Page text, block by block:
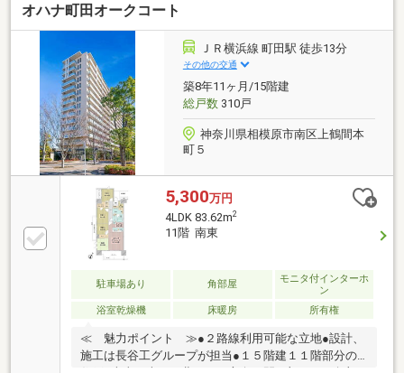
オハナ町田オークコート
ＪＲ横浜線 町田駅 徒歩13分
その他の交通
築8年11ヶ月/15階建
総戸数310戸
神奈川県相模原市南区上鶴間本
町５
5,300万円
4LDK 83.62m2
11階 南東
駐車場あり 角部屋
モニタ付インターホ
ン
浴室乾燥機
床暖房 所有権
≪ 魅力ポイント ≫●２路線利用可能な立地●設計、
施工は長谷工グループが担当●１５階建１１階部分の